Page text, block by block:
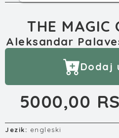
THE MAGIC
Aleksandar
Dodaj
5000,00
Jezik: engleski